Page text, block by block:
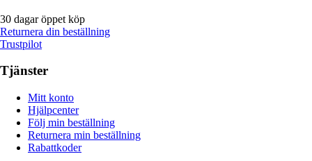
30 dagar öppet köp
Returnera din beställning
Trustpilot
Tjänster
Mitt konto
Hjälpcenter
Följ min beställning
Returnera min beställning
Rabattkoder